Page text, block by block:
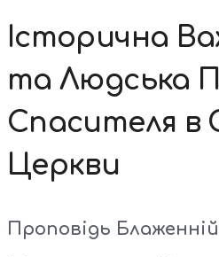
Історична
та Людська
Спасителя в
Церкви
Проповідь